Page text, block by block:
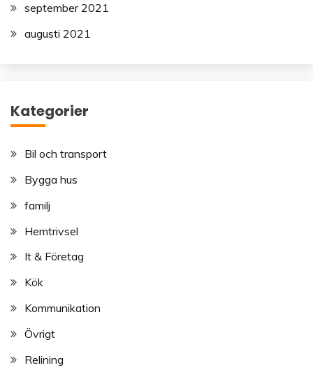
september 2021
augusti 2021
Kategorier
Bil och transport
Bygga hus
familj
Hemtrivsel
It & Företag
Kök
Kommunikation
Övrigt
Relining